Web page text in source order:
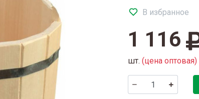
В избранное
1 116
шт. (цена оптовая)